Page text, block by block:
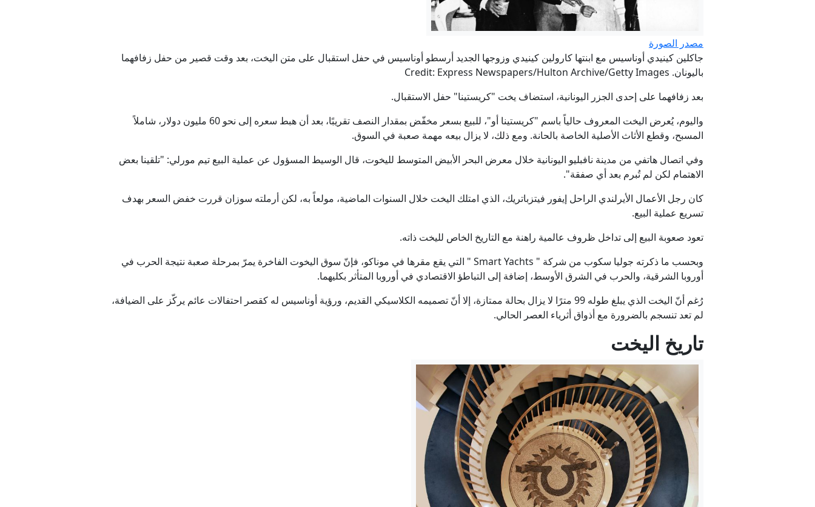
مصدر الصورة
جاكلين كينيدي أوناسيس مع ابنتها كارولين كينيدي وزوجها الجديد أرسطو أوناسيس في حفل استقبال على متن اليخت، بعد وقت قصير من حفل زفافهما
باليونان. Credit: Express Newspapers/Hulton Archive/Getty Images
بعد زفافهما على إحدى الجزر اليونانية، استضاف يخت "كريستينا" حفل الاستقبال.
واليوم، يُعرض اليخت المعروف حالياً باسم "كريستينا أو"، للبيع بسعر مخفّض بمقدار النصف تقريبًا، بعد أن هبط سعره إلى نحو 60 مليون دولار، شاملاً
المسبح، وقطع الأثاث الأصلية الخاصة بالحانة. ومع ذلك، لا يزال بيعه مهمة صعبة في السوق.
وفي اتصال هاتفي من مدينة نافبليو اليونانية خلال معرض البحر الأبيض المتوسط لليخوت، قال الوسيط المسؤول عن عملية البيع تيم مورلي: "تلقينا بعض
الاهتمام لكن لم تُبرم بعد أي صفقة".
كان رجل الأعمال الأيرلندي الراحل إيفور فيتزباتريك، الذي امتلك اليخت خلال السنوات الماضية، مولعاً به، لكن أرملته سوزان قررت خفض السعر بهدف
تسريع عملية البيع.
تعود صعوبة البيع إلى تداخل ظروف عالمية راهنة مع التاريخ الخاص لليخت ذاته.
وبحسب ما ذكرته جوليا سكوب من شركة " Smart Yachts " التي يقع مقرها في موناكو، فإنّ سوق اليخوت الفاخرة يمرّ بمرحلة صعبة نتيجة الحرب في
أوروبا الشرقية، والحرب في الشرق الأوسط، إضافة إلى التباطؤ الاقتصادي في أوروبا المتأثر بكليهما.
رُغم أنّ اليخت الذي يبلغ طوله 99 مترًا لا يزال بحالة ممتازة، إلا أنّ تصميمه الكلاسيكي القديم، ورؤية أوناسيس له كقصر احتفالات عائم يركّز على الضيافة،
لم تعد تنسجم بالضرورة مع أذواق أثرياء العصر الحالي.
تاريخ اليخت